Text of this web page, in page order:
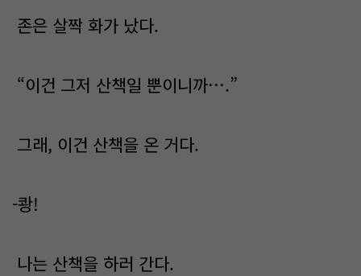
존은 살짝 화가 났다.
“이건 그저 산책일 뿐이니까….”
그래, 이건 산책을 온 거다.
-쾅!
나는 산책을 하러 간다.